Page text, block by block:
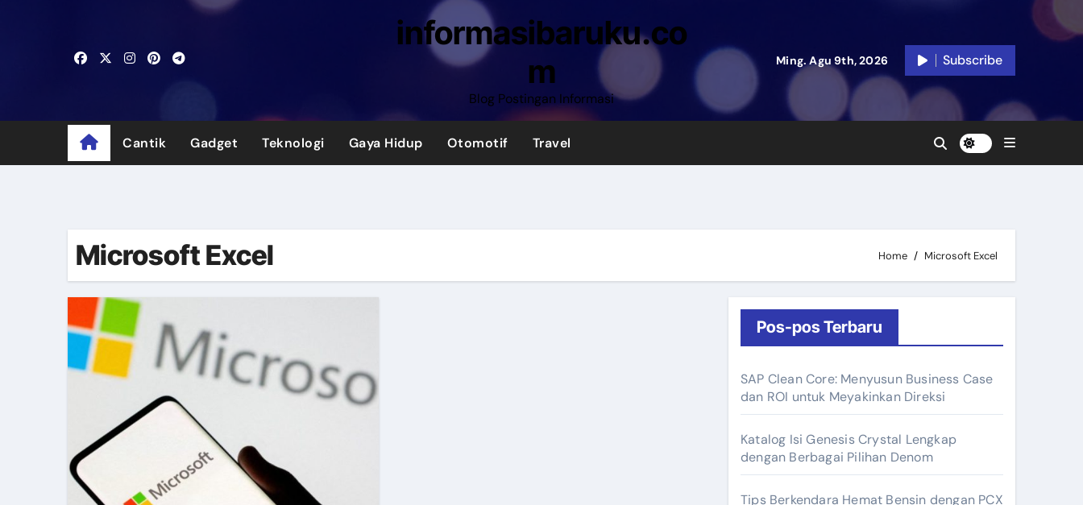
informasibaruku.co
m
Blog Postingan Informasi
Ming. Agu 9th, 2026 Subscribe
Cantik Gadget Teknologi Gaya Hidup Otomotif Travel
Microsoft Excel Home Microsoft Excel
Pos-pos Terbaru
SAP Clean Core: Menyusun Business Case
dan ROI untuk Meyakinkan Direksi
Katalog Isi Genesis Crystal Lengkap
dengan Berbagai Pilihan Denom
Tips Berkendara Hemat Bensin dengan PCX